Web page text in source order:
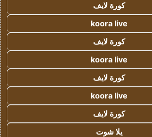
كورة لايف
koora live
كورة لايف
koora live
كورة لايف
koora live
كورة لايف
يلا شوت